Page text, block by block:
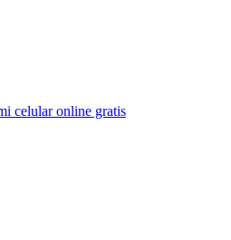
celular online gratis